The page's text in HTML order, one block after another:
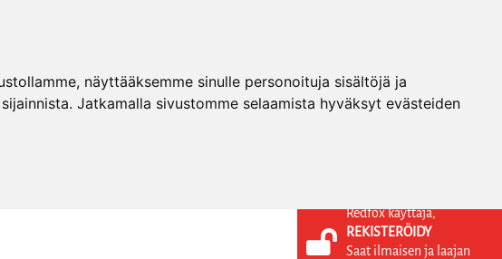
näyttääksemme sinulle personoituja sisältöjä ja
Jatkamalla sivustomme selaamista hyväksyt evästeiden
KIRJAUDU SISÄÄN
Redfox käyttäjä,
REKISTERÖIDY
Saat ilmaisen ja laajan